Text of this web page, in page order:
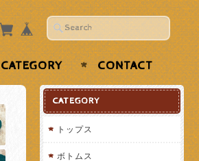
CATEGORY CONTACT
CATEGORY
トップス
ボトムス